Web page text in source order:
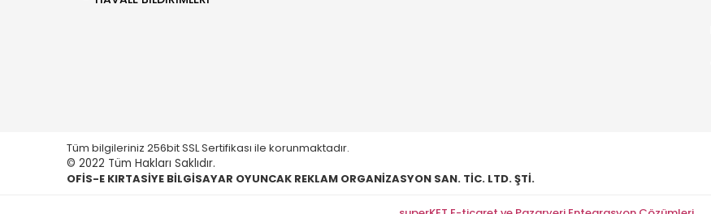
Tüm bilgileriniz 256bit SSL Sertifikası ile korunmaktadır.
© 2022 Tüm Hakları Saklıdır.
OFİS-E KIRTASİYE BİLGİSAYAR OYUNCAK REKLAM ORGANİZASYON SAN. TİC. LTD. ŞTİ.